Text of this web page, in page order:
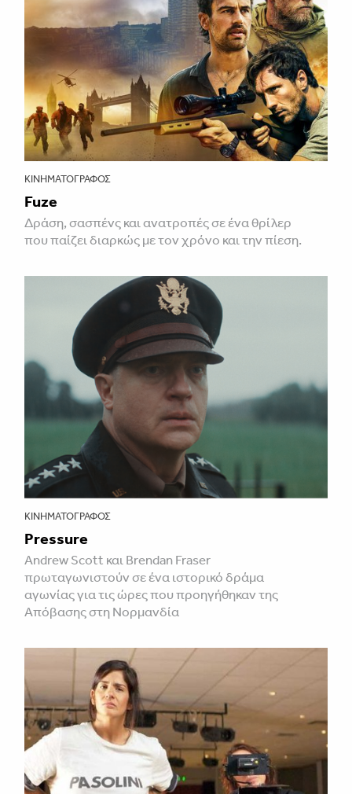
ΚΙΝΗΜΑΤΟΓΡΆΦΟΣ
Fuze
Δράση, σασπένς και ανατροπές σε ένα θρίλερ
που παίζει διαρκώς με τον χρόνο και την πίεση.
ΚΙΝΗΜΑΤΟΓΡΆΦΟΣ
Pressure
Andrew Scott και Brendan Fraser
πρωταγωνιστούν σε ένα ιστορικό δράμα
αγωνίας για τις ώρες που προηγήθηκαν της
Απόβασης στη Νορμανδία